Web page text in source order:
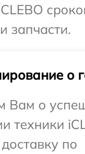
запчасти.
о
Вам о
техники
по